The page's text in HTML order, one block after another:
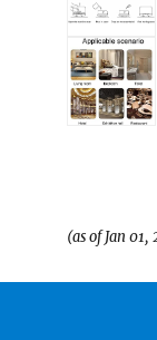
(as of Jan